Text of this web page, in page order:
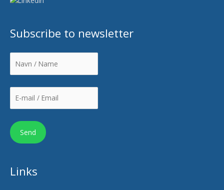
Subscribe to newsletter
Links